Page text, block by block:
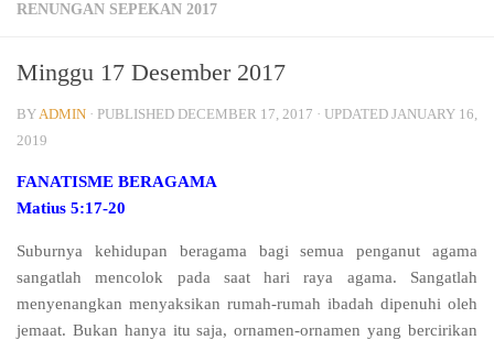
RENUNGAN SEPEKAN 2017
Minggu 17 Desember 2017
BYADMIN · PUBLISHED DECEMBER 17, 2017 · UPDATED JANUARY 16,
2019
FANATISME BERAGAMA
Matius 5:17-20
Suburnya kehidupan beragama bagi semua penganut agama
sangatlah mencolok pada saat hari raya agama. Sangatlah
menyenangkan menyaksikan rumah-rumah ibadah dipenuhi oleh
jemaat. Bukan hanya itu saja, ornamen-ornamen yang bercirikan